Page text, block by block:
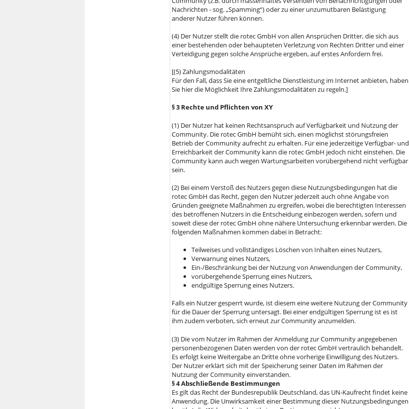
Nachrichten - sog. „Spamming“) oder zu einer unzumutbaren Belästigung
anderer Nutzer führen können.
(4) Der Nutzer stellt die rotec GmbH von allen Ansprüchen Dritter, die sich aus
einer bestehenden oder behaupteten Verletzung von Rechten Dritter und einer
Verteidigung gegen solche Ansprüche ergeben, auf erstes Anfordern frei.
[(5) Zahlungsmodalitäten
Für den Fall, dass Sie eine entgeltliche Dienstleistung im Internet anbieten, haben
Sie hier die Möglichkeit Ihre Zahlungsmodalitäten zu regeln.]
§ 3 Rechte und Pflichten von XY
(1) Der Nutzer hat keinen Rechtsanspruch auf Verfügbarkeit und Nutzung der
Community. Die rotec GmbH bemüht sich, einen möglichst störungsfreien
Betrieb der Community aufrecht zu erhalten. Für eine jederzeitige Verfügbar- und
Erreichbarkeit der Community kann die rotec GmbH jedoch nicht einstehen. Die
Community kann auch wegen Wartungsarbeiten vorübergehend nicht verfügbar
sein.
(2) Bei einem Verstoß des Nutzers gegen diese Nutzungsbedingungen hat die
rotec GmbH das Recht, gegen den Nutzer jederzeit auch ohne Angabe von
Gründen geeignete Maßnahmen zu ergreifen, wobei die berechtigten Interessen
des betroffenen Nutzers in die Entscheidung einbezogen werden, sofern und
soweit diese der rotec GmbH ohne nähere Untersuchung erkennbar werden. Die
folgenden Maßnahmen kommen dabei in Betracht:
Teilweises und vollständiges Löschen von Inhalten eines Nutzers,
Verwarnung eines Nutzers,
Ein-/Beschränkung bei der Nutzung von Anwendungen der Community,
vorübergehende Sperrung eines Nutzers,
endgültige Sperrung eines Nutzers.
Falls ein Nutzer gesperrt wurde, ist diesem eine weitere Nutzung der Community
für die Dauer der Sperrung untersagt. Bei einer endgültigen Sperrung ist es ist
ihm zudem verboten, sich erneut zur Community anzumelden.
(3) Die vom Nutzer im Rahmen der Anmeldung zur Community angegebenen
personenbezogenen Daten werden von der rotec GmbH vertraulich behandelt.
Es erfolgt keine Weitergabe an Dritte ohne vorherige Einwilligung des Nutzers.
Der Nutzer erklärt sich mit der Speicherung seiner Daten im Rahmen der
Nutzung der Community einverstanden.
§ 4 Abschließende Bestimmungen
Es gilt das Recht der Bundesrepublik Deutschland, das UN-Kaufrecht findet keine
Anwendung. Die Unwirksamkeit einer Bestimmung dieser Nutzungsbedingungen